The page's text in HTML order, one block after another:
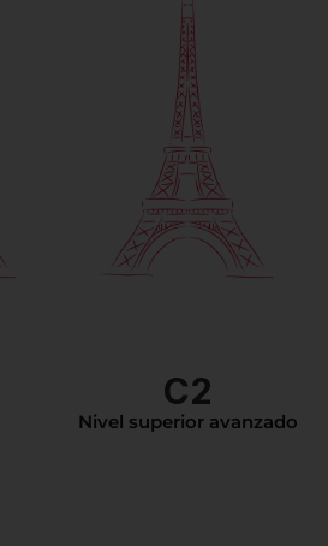
C2
Nivel superior avanzado